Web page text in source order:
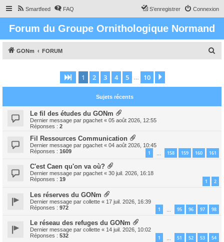
Smartfeed FAQ Connexion
S’enregistrer
Forum du Groupe Ornithologique Normand
GONm FORUM
h
r
Page 1sur10
1 2 3 4 5 10
Sujets récents
Le fil des études du GONm
Dernier message par pgachet « 05 août 2026, 12:55
Réponses : 2
Fil Ressources Communication
Dernier message par pgachet « 04 août 2026, 10:45
Réponses : 1609 1 158 159 160 161
C'est Caen qu'on va où?
Dernier message par pgachet « 30 juil. 2026, 16:18
Réponses : 19 1 2
Les réserves du GONm
Dernier message par collette « 17 juil. 2026, 16:39
Réponses : 972 1 95 96 97 98
Le réseau des refuges du GONm
Dernier message par collette « 14 juil. 2026, 10:02
Réponses : 532 1 51 52 53 54